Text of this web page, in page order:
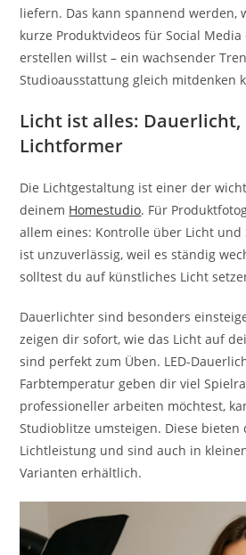
liefern. Das kann spannend werden,
kurze Produktvideos für Social
erstellen willst – ein wachsender
Studioausstattung gleich mitdenken
Licht ist alles: Dauerlicht,
Lichtformer
Die Lichtgestaltung ist einer der
deinem Homestudio. Für
allem eines: Kontrolle über Licht und
ist unzuverlässig, weil es ständig
solltest du auf künstliches Licht
Dauerlichter sind besonders
zeigen dir sofort, wie das Licht auf
sind perfekt zum Üben. LED-
Farbtemperatur geben dir viel
professioneller arbeiten möchtest,
Studioblitze umsteigen. Diese bieten
Lichtleistung und sind auch in
Varianten erhältlich.